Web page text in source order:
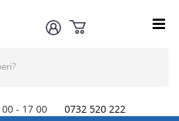
00 - 17 00 0732 520 222